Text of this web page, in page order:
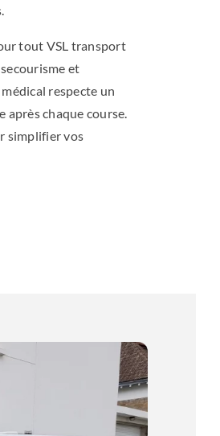
tout VSL transport
et
respecte un
chaque course.
simplifier vos